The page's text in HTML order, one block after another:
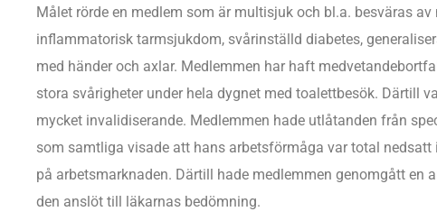
Målet rörde en medlem som är multisjuk och bl.a. besväras
inflammatorisk tarmsjukdom, svårinställd diabetes,
med händer och axlar. Medlemmen har haft
stora svårigheter under hela dygnet med toalettbesök. Därtill
mycket invalidiserande. Medlemmen hade utlåtanden från
som samtliga visade att hans arbetsförmåga var total
på arbetsmarknaden. Därtill hade medlemmen genomgått en
den anslöt till läkarnas bedömning.